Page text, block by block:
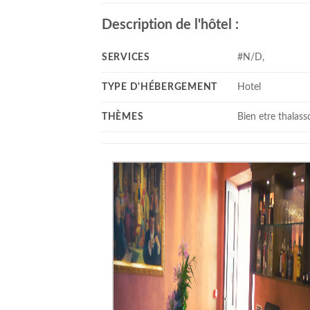
Description de l'hôtel :
SERVICES #N/D,
TYPE D'HÉBERGEMENT Hotel
THÈMES Bien etre